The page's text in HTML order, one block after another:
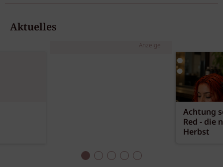
Aktuelles
Anzeige
Achtung
Red - die
Herbst